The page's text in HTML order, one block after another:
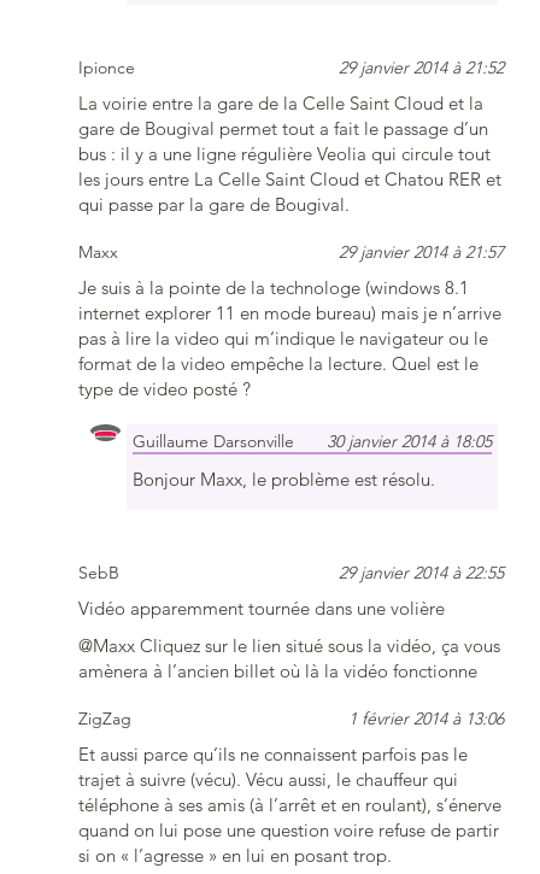
Ipionce 29 janvier 2014 à 21:52
La voirie entre la gare de la Celle Saint Cloud et la
gare de Bougival permet tout a fait le passage d’un
bus : il y a une ligne régulière Veolia qui circule tout
les jours entre La Celle Saint Cloud et Chatou RER et
qui passe par la gare de Bougival.
Maxx 29 janvier 2014 à 21:57
Je suis à la pointe de la technologe (windows 8.1
internet explorer 11 en mode bureau) mais je n’arrive
pas à lire la video qui m’indique le navigateur ou le
format de la video empêche la lecture. Quel est le
type de video posté ?
Guillaume Darsonville 30 janvier 2014 à 18:05
Bonjour Maxx, le problème est résolu.
SebB 29 janvier 2014 à 22:55
Vidéo apparemment tournée dans une volière
@Maxx Cliquez sur le lien situé sous la vidéo, ça vous
amènera à l’ancien billet où là la vidéo fonctionne
ZigZag 1 février 2014 à 13:06
Et aussi parce qu’ils ne connaissent parfois pas le
trajet à suivre (vécu). Vécu aussi, le chauffeur qui
téléphone à ses amis (à l’arrêt et en roulant), s’énerve
quand on lui pose une question voire refuse de partir
si on « l’agresse » en lui en posant trop.